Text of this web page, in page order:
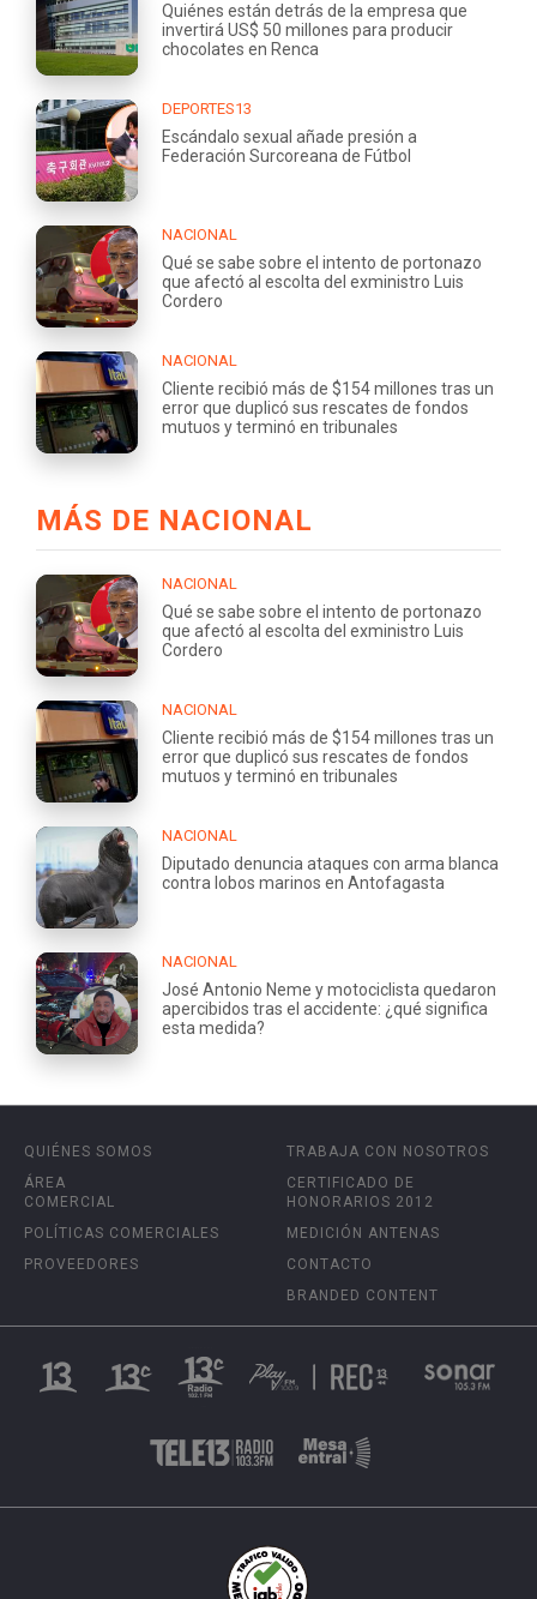
Quiénes están detrás de la empresa que
invertirá US$ 50 millones para producir
chocolates en Renca
DEPORTES13
Escándalo sexual añade presión a
Federación Surcoreana de Fútbol
NACIONAL
Qué se sabe sobre el intento de portonazo
que afectó al escolta del exministro Luis
Cordero
NACIONAL
Cliente recibió más de $154 millones tras un
error que duplicó sus rescates de fondos
mutuos y terminó en tribunales
MÁS DE NACIONAL
NACIONAL
Qué se sabe sobre el intento de portonazo
que afectó al escolta del exministro Luis
Cordero
NACIONAL
Cliente recibió más de $154 millones tras un
error que duplicó sus rescates de fondos
mutuos y terminó en tribunales
NACIONAL
Diputado denuncia ataques con arma blanca
contra lobos marinos en Antofagasta
NACIONAL
José Antonio Neme y motociclista quedaron
apercibidos tras el accidente: ¿qué significa
esta medida?
QUIÉNES SOMOS
ÁREA
COMERCIAL
POLÍTICAS COMERCIALES
PROVEEDORES
TRABAJA CON NOSOTROS
CERTIFICADO DE
HONORARIOS 2012
MEDICIÓN ANTENAS
CONTACTO
BRANDED CONTENT